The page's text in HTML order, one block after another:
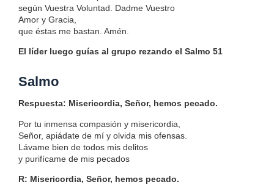
según Vuestra Voluntad. Dadme Vuestro
Amor y Gracia,
que éstas me bastan. Amén.
El líder luego guías al grupo rezando el Salmo 51
Salmo
Respuesta: Misericordia, Señor, hemos pecado.
Por tu inmensa compasión y misericordia,
Señor, apiádate de mí y olvida mis ofensas.
Lávame bien de todos mis delitos
y purifícame de mis pecados
R: Misericordia, Señor, hemos pecado.